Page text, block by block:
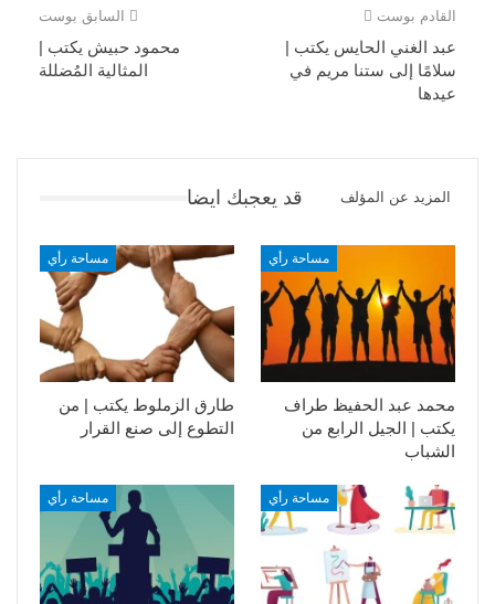
السابق بوست
محمود حبيش يكتب |
المثالية المُضللة
القادم بوست
عبد الغني الحايس يكتب |
سلامًا إلى ستنا مريم في
عيدها
قد يعجبك ايضا المزيد عن المؤلف
مساحة رأي
طارق الزملوط يكتب | من
التطوع إلى صنع القرار
مساحة رأي
محمد عبد الحفيظ طراف
يكتب | الجيل الرابع من
الشباب
مساحة رأي مساحة رأي